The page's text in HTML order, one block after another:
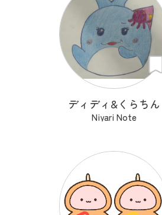
ディディ&くらちん
Niyari Note